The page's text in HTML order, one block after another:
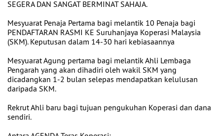
SEGERA DAN SANGAT BERMINAT SAHAJA.
Mesyuarat Penaja Pertama bagi melantik 10 Penaja bagi
PENDAFTARAN RASMI KE Suruhanjaya Koperasi Malaysia
(SKM). Keputusan dalam 14-30 hari kebiasaannya
Mesyuarat Agung pertama bagi melantik Ahli Lembaga
Pengarah yang akan dihadiri oleh wakil SKM yang
dicadangkan 1-2 bulan selepas mendapatkan kelulusan
daripada SKM.
Rekrut Ahli baru bagi tujuan pengukuhan Koperasi dan dana
sendiri.